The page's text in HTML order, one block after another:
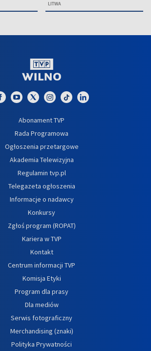
LITWA
Abonament TVP
Rada Programowa
Ogłoszenia przetargowe
Akademia Telewizyjna
Regulamin tvp.pl
Telegazeta ogłoszenia
Informacje o nadawcy
Konkursy
Zgłoś program (ROPAT)
Kariera w TVP
Kontakt
Centrum informacji TVP
Komisja Etyki
Program dla prasy
Dla mediów
Serwis fotograficzny
Merchandising (znaki)
Polityka Prywatności